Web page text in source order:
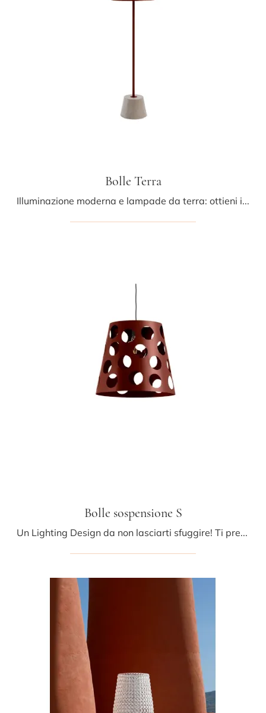
Bolle Terra
Illuminazione moderna e lampade da terra: ottieni informazioni sulla lampada Bolle Terra in metallo che ti presentiamo.
Bolle sospensione S
Un Lighting Design da non lasciarti sfuggire! Ti presentiamo la lampada a sospensione moderna Bolle sospensione S di Midj.